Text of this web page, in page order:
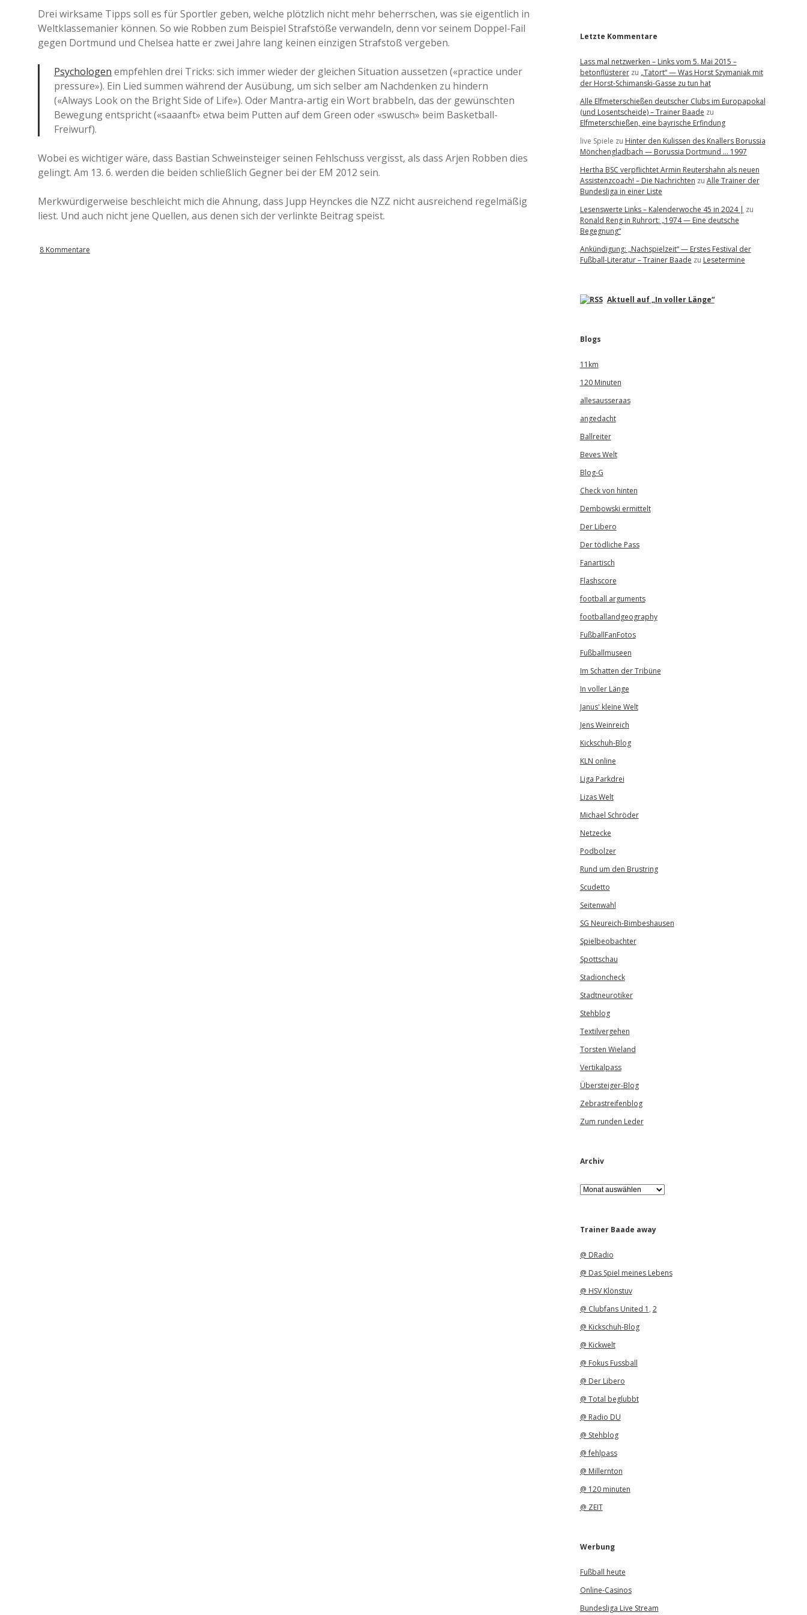
a
a
d
Drei wirksame Tipps soll es für Sportler geben, welche plötzlich nicht mehr beherrschen, was sie eigentlich in
Weltklassemanier können. So wie Robben zum Beispiel Strafstöße verwandeln, denn vor seinem Doppel-Fail
gegen Dortmund und Chelsea hatte er zwei Jahre lang keinen einzigen Strafstoß vergeben.
Psychologen empfehlen drei Tricks: sich immer wieder der gleichen Situation aussetzen («practice under
pressure»). Ein Lied summen während der Ausübung, um sich selber am Nachdenken zu hindern
(«Always Look on the Bright Side of Life»). Oder Mantra-artig ein Wort brabbeln, das der gewünschten
Bewegung entspricht («saaanft» etwa beim Putten auf dem Green oder «swusch» beim Basketball-
Freiwurf).
Wobei es wichtiger wäre, dass Bastian Schweinsteiger seinen Fehlschuss vergisst, als dass Arjen Robben dies
gelingt. Am 13. 6. werden die beiden schließlich Gegner bei der EM 2012 sein.
Merkwürdigerweise beschleicht mich die Ahnung, dass Jupp Heynckes die NZZ nicht ausreichend regelmäßig
liest. Und auch nicht jene Quellen, aus denen sich der verlinkte Beitrag speist.
8 Kommentare
Letzte Kommentare
Lass mal netzwerken – Links vom 5. Mai 2015 –
betonflüstererzu „Tatort“ — Was Horst Szymaniak mit
der Horst-Schimanski-Gasse zu tun hat
Alle Elfmeterschießen deutscher Clubs im Europapokal
(und Losentscheide) – Trainer Baade zu
Elfmeterschießen, eine bayrische Erfindung
live Spiele zu Hinter den Kulissen des Knallers Borussia
Mönchengladbach — Borussia Dortmund … 1997
Hertha BSC verpflichtet Armin Reutershahn als neuen
Assistenzcoach! – Die Nachrichten zu Alle Trainer der
Bundesliga in einer Liste
Lesenswerte Links – Kalenderwoche 45 in 2024 | zu
Ronald Reng in Ruhrort: „1974 — Eine deutsche
Begegnung“
Ankündigung: „Nachspielzeit“ — Erstes Festival der
Fußball-Literatur – Trainer Baade zu Lesetermine
Aktuell auf „In voller Länge“
Blogs
11km
120 Minuten
allesausseraas
angedacht
Ballreiter
Beves Welt
Blog-G
Check von hinten
Dembowski ermittelt
Der Libero
Der tödliche Pass
Fanartisch
Flashscore
football arguments
footballandgeography
FußballFanFotos
Fußballmuseen
Im Schatten der Tribüne
In voller Länge
Janus' kleine Welt
Jens Weinreich
Kickschuh-Blog
KLN online
Liga Parkdrei
Lizas Welt
Michael Schröder
Netzecke
Podbolzer
Rund um den Brustring
Scudetto
Seitenwahl
SG Neureich-Bimbeshausen
Spielbeobachter
Spottschau
Stadioncheck
Stadtneurotiker
Stehblog
Textilvergehen
Torsten Wieland
Vertikalpass
Übersteiger-Blog
Zebrastreifenblog
Zum runden Leder
Archiv
A
r
iTrainer Baade away
@ DRadio
@ Das Spiel meines Lebens
@ HSV Klönstuv
@ Clubfans United 1 , 2
@ Kickschuh-Blog
@ Kickwelt
@ Fokus Fussball
@ Der Libero
@ Total beglubbt
@ Radio DU
@ Stehblog
@ fehlpass
@ Millernton
@ 120 minuten
@ ZEIT
Werbung
Fußball heute
Online-Casinos
Bundesliga Live Stream